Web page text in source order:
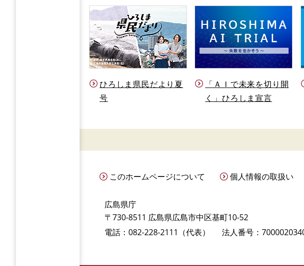
ひろしま県民だより夏
号
「ＡＩで未来を切り開
く」ひろしま宣言
このホームページについて 個人情報の取扱い
広島県庁
〒730-8511 広島県広島市中区基町10-52
電話：082-228-2111（代表）
法人番号：